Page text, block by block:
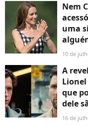
Nem
uma
10 de
A
que
dele
16 de